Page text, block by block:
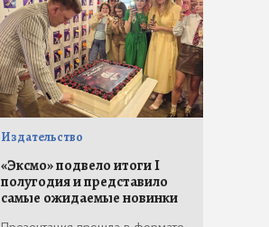
Издательство
«Эксмо» подвело итоги I
полугодия и представило
самые ожидаемые новинки